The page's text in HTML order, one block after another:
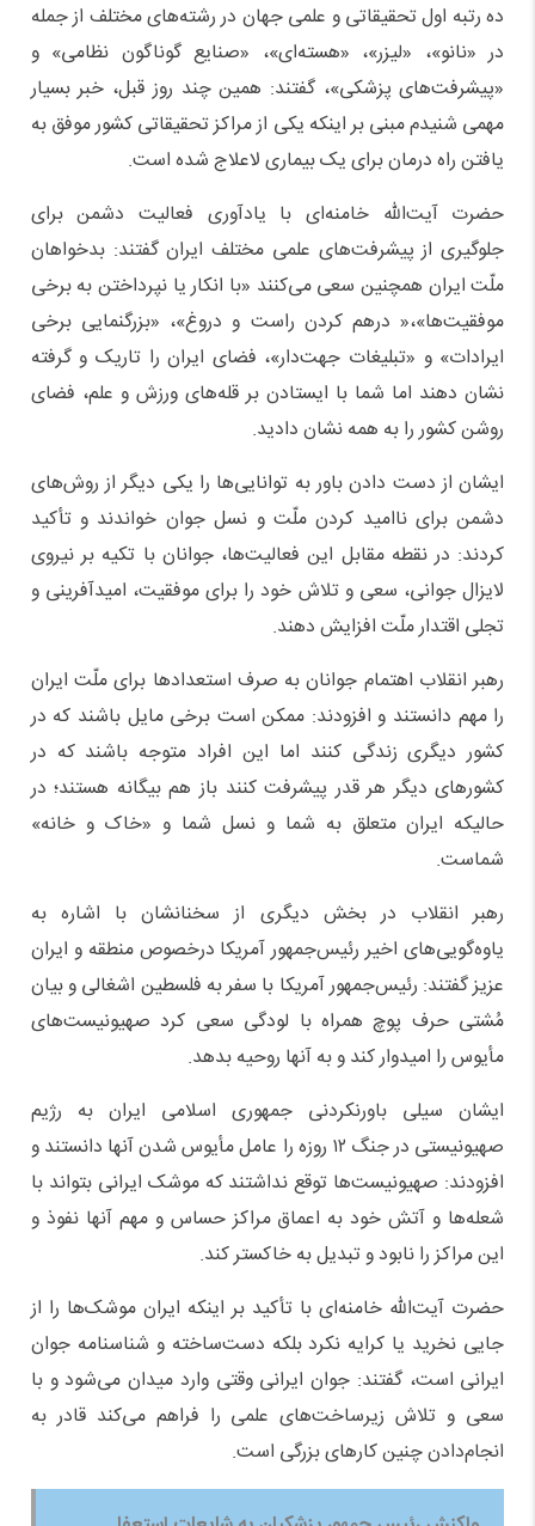
ده رتبه اول تحقیقاتی و علمی جهان در رشته‌های مختلف از جمله
در «نانو»، «لیزر»، «هسته‌ای»، «صنایع گوناگون نظامی» و
«پیشرفت‌های پزشکی»، گفتند: همین چند روز قبل، خبر بسیار
مهمی شنیدم مبنی بر اینکه یکی از مراکز تحقیقاتی کشور موفق به
یافتن راه درمان برای یک بیماری لاعلاج شده است.
حضرت آیت‌الله خامنه‌ای با یادآوری فعالیت دشمن برای
جلوگیری از پیشرفت‌های علمی مختلف ایران گفتند: بدخواهان
ملّت ایران همچنین سعی می‌کنند «با انکار یا نپرداختن به برخی
موفقیت‌ها»،« درهم کردن راست و دروغ»، «بزرگنمایی برخی
ایرادات» و «تبلیغات جهت‌دار»، فضای ایران را تاریک و گرفته
نشان دهند اما شما با ایستادن بر قله‌های ورزش و علم، فضای
روشن کشور را به همه نشان دادید.
ایشان از دست دادن باور به توانایی‌ها را یکی دیگر از روش‌های
دشمن برای ناامید کردن ملّت و نسل جوان خواندند و تأکید
کردند: در نقطه مقابل این فعالیت‌ها، جوانان با تکیه بر نیروی
لایزال جوانی، سعی و تلاش خود را برای موفقیت، امیدآفرینی و
تجلی اقتدار ملّت افزایش دهند.
رهبر انقلاب اهتمام جوانان به صرف استعدادها برای ملّت ایران
را مهم دانستند و افزودند: ممکن است برخی مایل باشند که در
کشور دیگری زندگی کنند اما این افراد متوجه باشند که در
کشورهای دیگر هر قدر پیشرفت کنند باز هم بیگانه هستند؛ در
حالیکه ایران متعلق به شما و نسل شما و «خاک و خانه»
شماست.
رهبر انقلاب در بخش دیگری از سخنانشان با اشاره به
یاوه‌گویی‌های اخیر رئیس‌جمهور آمریکا درخصوص منطقه و ایران
عزیز گفتند: رئیس‌جمهور آمریکا با سفر به فلسطین اشغالی و بیان
مُشتی حرف پوچ همراه با لودگی سعی کرد صهیونیست‌های
مأیوس را امیدوار کند و به آنها روحیه بدهد.
ایشان سیلی باورنکردنی جمهوری اسلامی ایران به رژیم
صهیونیستی در جنگ ۱۲ روزه را عامل مأیوس شدن آنها دانستند و
افزودند: صهیونیست‌ها توقع نداشتند که موشک ایرانی بتواند با
شعله‌ها و آتش خود به اعماق مراکز حساس و مهم آنها نفوذ و
این مراکز را نابود و تبدیل به خاکستر کند.
حضرت آیت‌الله خامنه‌ای با تأکید بر اینکه ایران موشک‌ها را از
جایی نخرید یا کرایه نکرد بلکه دست‌ساخته و شناسنامه جوان
ایرانی است، گفتند: جوان ایرانی وقتی وارد میدان می‌شود و با
سعی و تلاش زیرساخت‌های علمی را فراهم می‌کند قادر به
انجام‌دادن چنین کارهای بزرگی است.